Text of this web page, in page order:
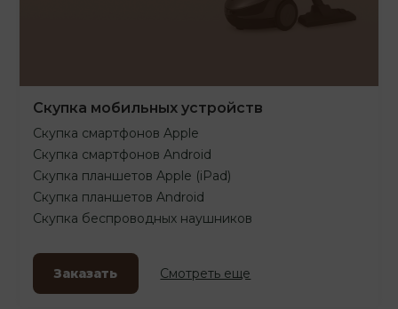
Скупка мобильных устройств
Скупка смартфонов Apple
Скупка смартфонов Android
Скупка планшетов Apple (iPad)
Скупка планшетов Android
Скупка беспроводных наушников
Заказать Смотреть еще